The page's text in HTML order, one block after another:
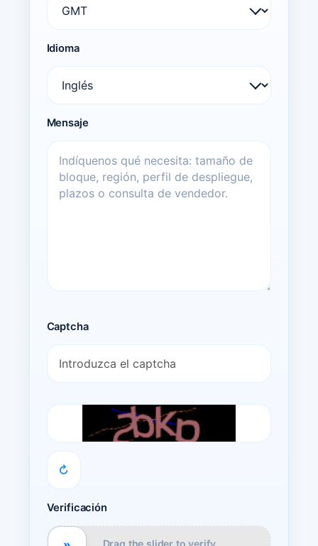
Idioma
Mensaje
Captcha
↻
Verificación
Drag the slider to verify